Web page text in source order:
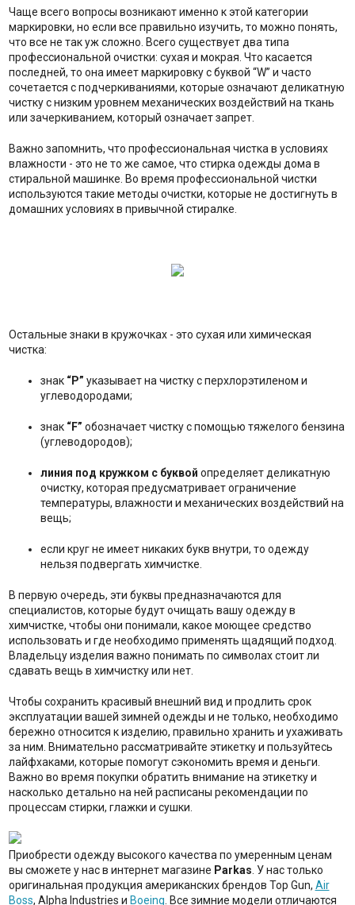
Чаще всего вопросы возникают именно к этой категории
маркировки, но если все правильно изучить, то можно понять,
что все не так уж сложно. Всего существует два типа
профессиональной очистки: сухая и мокрая. Что касается
последней, то она имеет маркировку с буквой “W” и часто
сочетается с подчеркиваниями, которые означают деликатную
чистку с низким уровнем механических воздействий на ткань
или зачеркиванием, который означает запрет.
Важно запомнить, что профессиональная чистка в условиях
влажности - это не то же самое, что стирка одежды дома в
стиральной машинке. Во время профессиональной чистки
используются такие методы очистки, которые не достигнуть в
домашних условиях в привычной стиралке.
Остальные знаки в кружочках - это сухая или химическая
чистка:
знак “Р” указывает на чистку с перхлорэтиленом и
углеводородами;
знак “F” обозначает чистку с помощью тяжелого бензина
(углеводородов);
линия под кружком с буквой определяет деликатную
очистку, которая предусматривает ограничение
температуры, влажности и механических воздействий на
вещь;
если круг не имеет никаких букв внутри, то одежду
нельзя подвергать химчистке.
В первую очередь, эти буквы предназначаются для
специалистов, которые будут очищать вашу одежду в
химчистке, чтобы они понимали, какое моющее средство
использовать и где необходимо применять щадящий подход.
Владельцу изделия важно понимать по символах стоит ли
сдавать вещь в химчистку или нет.
Чтобы сохранить красивый внешний вид и продлить срок
эксплуатации вашей зимней одежды и не только, необходимо
бережно относится к изделию, правильно хранить и ухаживать
за ним. Внимательно рассматривайте этикетку и пользуйтесь
лайфхаками, которые помогут сэкономить время и деньги.
Важно во время покупки обратить внимание на этикетку и
насколько детально на ней расписаны рекомендации по
процессам стирки, глажки и сушки.
Приобрести одежду высокого качества по умеренным ценам
вы сможете у нас в интернет магазине Parkas . У нас только
оригинальная продукция американских брендов Top Gun, Air
Boss, Alpha Industries и Boeing . Все зимние модели отличаются